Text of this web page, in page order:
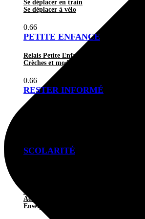
Se déplacer en train
Se déplacer à vélo
PETITE ENFANCE
Relais Petite Enfance Hirondelle
Crèches et modes d’accueil
RESTER INFORMÉ
SCOLARITÉ
Restauration scolaire
Accompagnement et soutien scolaire
Enseignement supérieur